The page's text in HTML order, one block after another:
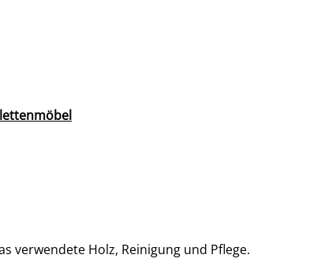
verwendete Holz, Reinigung und Pflege.